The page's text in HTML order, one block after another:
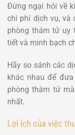
Đừng ngại hỏi về
chi phí dịch vụ, và
phòng thám tử uy
tiết và minh bạch
Hãy so sánh các
khác nhau để
phòng thám tử
nhất.
Lợi ích của việc